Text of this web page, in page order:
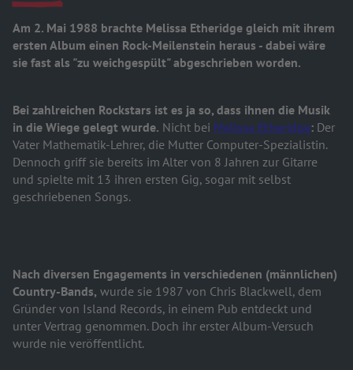
Am 2. Mai 1988 brachte Melissa Etheridge gleich mit ihrem
ersten Album einen Rock-Meilenstein heraus - dabei wäre
sie fast als "zu weichgespült" abgeschrieben worden.
Bei zahlreichen Rockstars ist es ja so, dass ihnen die Musik
in die Wiege gelegt wurde. Nicht bei Melissa Etheridge: Der
Vater Mathematik-Lehrer, die Mutter Computer-Spezialistin.
Dennoch griff sie bereits im Alter von 8 Jahren zur Gitarre
und spielte mit 13 ihren ersten Gig, sogar mit selbst
geschriebenen Songs.
Nach diversen Engagements in verschiedenen (männlichen)
Country-Bands, wurde sie 1987 von Chris Blackwell, dem
Gründer von Island Records, in einem Pub entdeckt und
unter Vertrag genommen. Doch ihr erster Album-Versuch
wurde nie veröffentlicht.